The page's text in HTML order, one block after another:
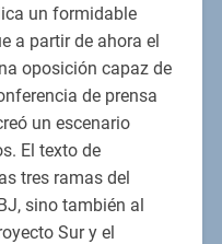
un formidable
a partir de ahora el
oposición capaz de
de prensa
un escenario
El texto de
tres ramas del
sino también al
Sur y el